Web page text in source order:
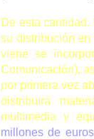
De esta
su distribución
viene se
Comunicación),
por primera vez
distribuirá
multimedia y
millones de